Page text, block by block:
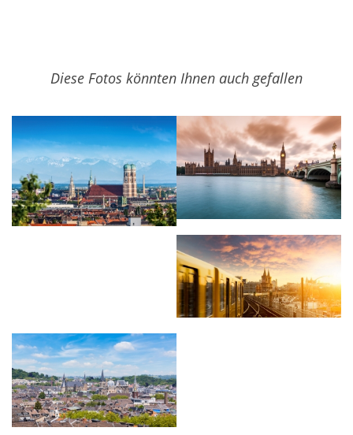
Diese Fotos könnten Ihnen auch gefallen